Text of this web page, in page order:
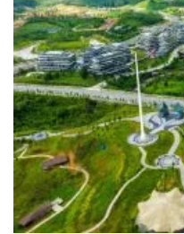
OIKN buka puluhan